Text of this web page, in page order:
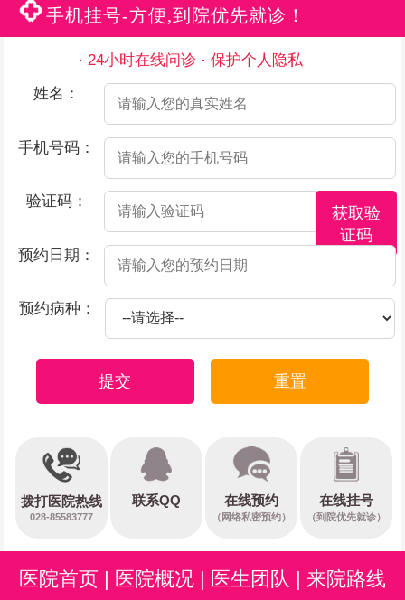
手机挂号-方便,到院优先就诊！
24小时在线问诊
保护个人隐私
姓名：
手机号码：
验证码：
获取验
证码
预约日期：
预约病种：
提交 重置
拨打医院热线
028-85583777
联系QQ 在线预约
（网络私密预约）
在线挂号
（到院优先就诊）
医院首页 | 医院概况 | 医生团队 | 来院路线